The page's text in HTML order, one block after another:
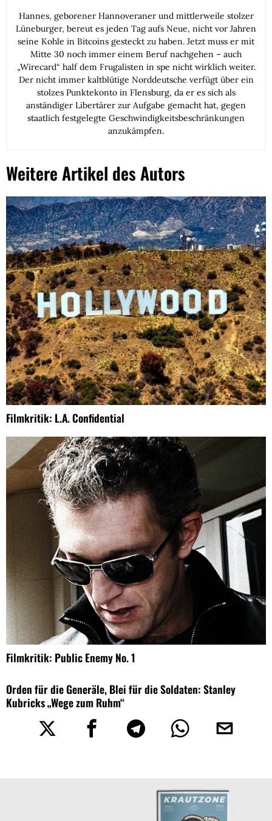
Hannes, geborener Hannoveraner und mittlerweile stolzer
Lüneburger, bereut es jeden Tag aufs Neue, nicht vor Jahren
seine Kohle in Bitcoins gesteckt zu haben. Jetzt muss er mit
Mitte 30 noch immer einem Beruf nachgehen – auch
„Wirecard“ half dem Frugalisten in spe nicht wirklich weiter.
Der nicht immer kaltblütige Norddeutsche verfügt über ein
stolzes Punktekonto in Flensburg, da er es sich als
anständiger Libertärer zur Aufgabe gemacht hat, gegen
staatlich festgelegte Geschwindigkeitsbeschränkungen
anzukämpfen.
Weitere Artikel des Autors
Filmkritik: L.A. Confidential
Filmkritik: Public Enemy No. 1
Orden für die Generäle, Blei für die Soldaten: Stanley
Kubricks „Wege zum Ruhm“